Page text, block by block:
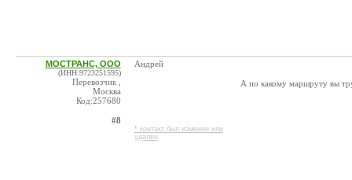
МОСТРАНС, ООО
(ИНН:9723251595)
Перевозчик ,
Москва
Код:257680
#8
Андрей
* контакт был изменен или
удален
А по какому маршруту вы